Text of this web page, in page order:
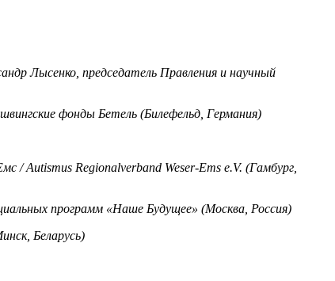
Лысенко, председатель Правления и научный
фонды Бетель (Билефельд, Германия)
/ Autismus Regionalverband Weser-Ems e.V. (Гамбург,
программ «Наше Будущее» (Москва, Россия)
Беларусь)